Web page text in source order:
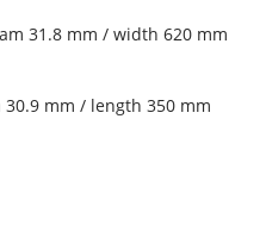
31.8 mm / width 620 mm
30.9 mm / length 350 mm